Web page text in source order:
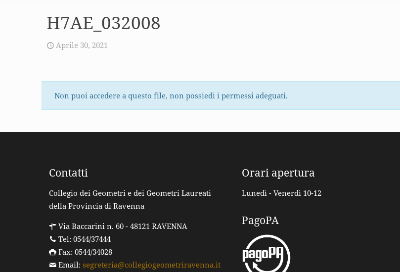
H7AE_032008
Aprile 30, 2021
Non puoi accedere a questo file, non possiedi i permessi adeguati.
Contatti
Collegio dei Geometri e dei Geometri Laureati
della Provincia di Ravenna
Via Baccarini n. 60 - 48121 RAVENNA
Tel: 0544/37444
Fax: 0544/34028
Email: segreteria@collegiogeometriravenna.it
Orari apertura
Lunedì - Venerdì 10-12
PagoPA